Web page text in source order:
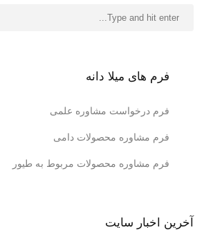
فرم های میلا دانه
فرم درخواست مشاوره علمی
فرم مشاوره محصولات دامی
فرم مشاوره محصولات مربوط به طیور
آخرین اخبار سایت